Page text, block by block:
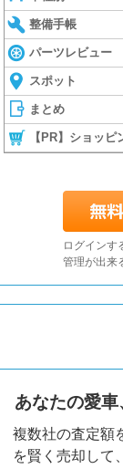
整備手帳
パーツレビュー
スポット
まとめ
【PR】ショッピ
ログインす
管理が出来
あなたの愛車
複数社の査定額
を賢く売却して